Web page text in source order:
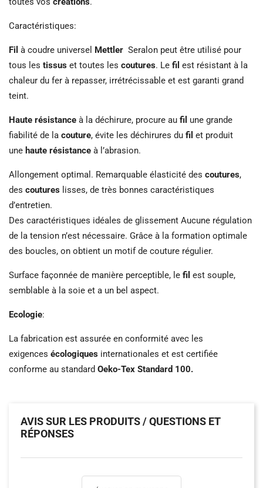
Caractéristiques:
Fil à coudre universel Mettler Seralon peut être utilisé pour
tous les tissus et toutes les coutures. Le fil est résistant à la
chaleur du fer à repasser, irrétrécissable et est garanti grand
teint.
Haute résistance à la déchirure, procure au fil une grande
fiabilité de la couture, évite les déchirures du fil et produit
une haute résistance à l’abrasion.
Allongement optimal. Remarquable élasticité des coutures,
des coutures lisses, de très bonnes caractéristiques
d’entretien.
Des caractéristiques idéales de glissement Aucune régulation
de la tension n’est nécessaire. Grâce à la formation optimale
des boucles, on obtient un motif de couture régulier.
Surface façonnée de manière perceptible, le fil est souple,
semblable à la soie et a un bel aspect.
Ecologie:
La fabrication est assurée en conformité avec les
exigences écologiques internationales et est certifiée
conforme au standard Oeko-Tex Standard 100.
AVIS SUR LES PRODUITS / QUESTIONS ET
RÉPONSES